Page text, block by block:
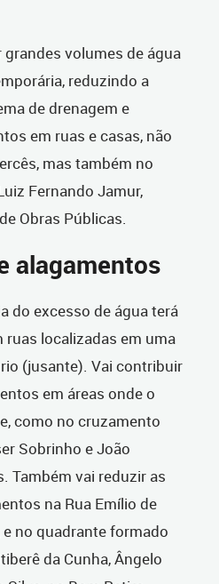
grandes volumes de água
reduzindo a
de drenagem e
em ruas e casas, não
mas também no
Fernando Jamur,
Obras Públicas.
alagamentos
do excesso de água terá
localizadas em uma
(jusante). Vai contribuir
em áreas onde o
como no cruzamento
Sobrinho e João
Também vai reduzir as
na Rua Emílio de
no quadrante formado
da Cunha, Ângelo